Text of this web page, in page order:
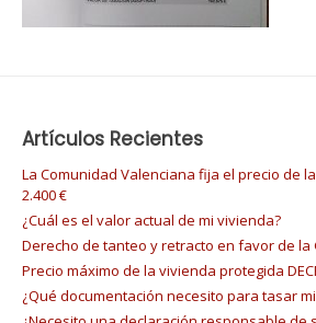
Artículos Recientes
La Comunidad Valenciana fija el precio de
2.400 €
¿Cuál es el valor actual de mi vivienda?
Derecho de tanteo y retracto en favor de
Precio máximo de la vivienda protegida
¿Qué documentación necesito para tasar